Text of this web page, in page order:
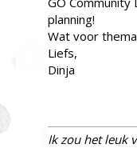
planning!
Wat voor
Liefs,
Dinja
Ik zou het leuk